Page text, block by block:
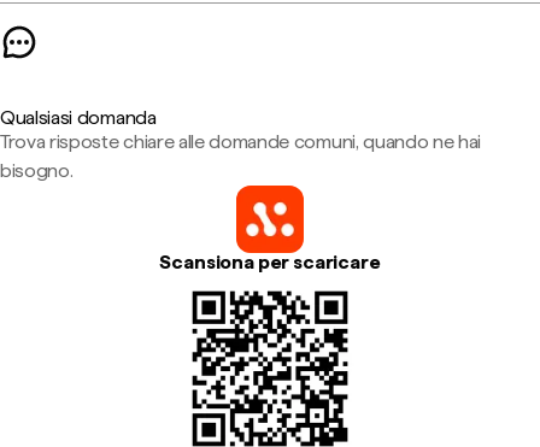
Qualsiasi domanda
Trova risposte chiare alle domande comuni, quando ne hai
bisogno.
Scansiona per scaricare